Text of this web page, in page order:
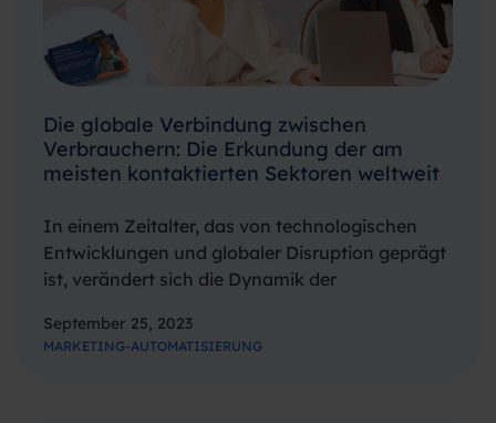
Die globale Verbindung zwischen
Verbrauchern: Die Erkundung der am
meisten kontaktierten Sektoren weltweit
In einem Zeitalter, das von technologischen
Entwicklungen und globaler Disruption geprägt
ist, verändert sich die Dynamik der
Unternehmen schnell und erheblich. Um einen
September 25, 2023
MARKETING-AUTOMATISIERUNG